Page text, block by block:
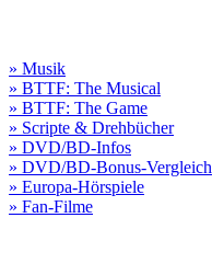
» Musik
» BTTF: The Musical
» BTTF: The Game
» Scripte & Drehbücher
» DVD/BD-Infos
» DVD/BD-Bonus-Vergleich
» Europa-Hörspiele
» Fan-Filme